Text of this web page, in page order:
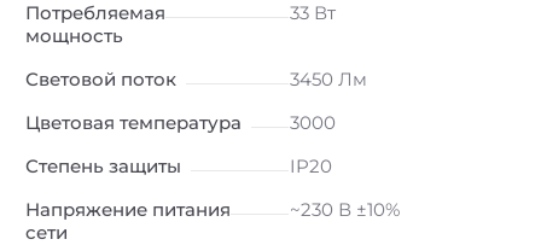
Потребляемая
мощность
33 Вт
Световой поток
3450 Лм
Цветовая температура
3000
Степень защиты
IP20
Напряжение питания
сети
~230 В ±10%